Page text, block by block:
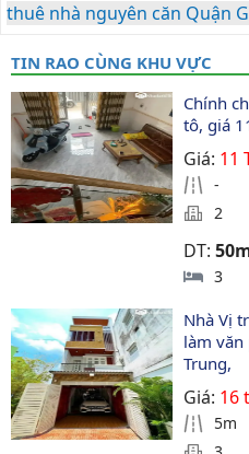
thuê nhà nguyên căn Quận
TIN RAO CÙNG KHU VỰC
Chính
tô, giá
Giá: 11
-
2
DT:
3
Nhà Vị
làm
Trung,
Giá: 16
5m